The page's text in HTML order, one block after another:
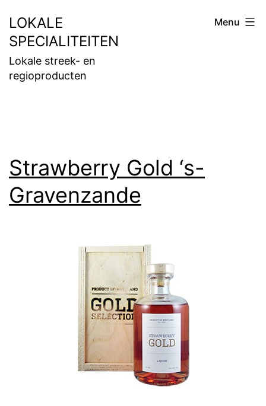
naar
de
inhoud
LOKALE
SPECIALITEITEN
Lokale streek- en
regioproducten
Menu
Strawberry Gold ‘s-
Gravenzande